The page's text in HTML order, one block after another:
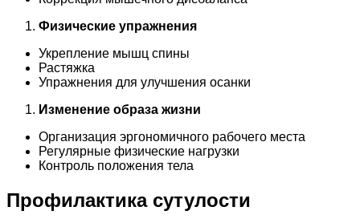
Физические упражнения
Укрепление мышц спины
Растяжка
Упражнения для улучшения осанки
Изменение образа жизни
Организация эргономичного рабочего места
Регулярные физические нагрузки
Контроль положения тела
Профилактика сутулости